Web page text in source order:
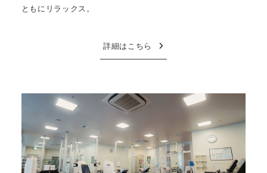
ともにリラックス。
詳細はこちら